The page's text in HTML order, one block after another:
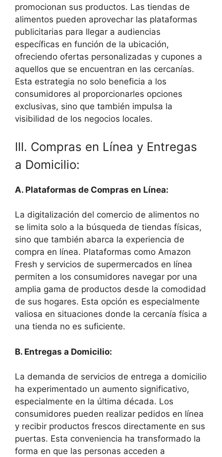
promocionan sus productos. Las tiendas de
alimentos pueden aprovechar las plataformas
publicitarias para llegar a audiencias
específicas en función de la ubicación,
ofreciendo ofertas personalizadas y cupones a
aquellos que se encuentran en las cercanías.
Esta estrategia no solo beneficia a los
consumidores al proporcionarles opciones
exclusivas, sino que también impulsa la
visibilidad de los negocios locales.
III. Compras en Línea y Entregas
a Domicilio:
A. Plataformas de Compras en Línea:
La digitalización del comercio de alimentos no
se limita solo a la búsqueda de tiendas físicas,
sino que también abarca la experiencia de
compra en línea. Plataformas como Amazon
Fresh y servicios de supermercados en línea
permiten a los consumidores navegar por una
amplia gama de productos desde la comodidad
de sus hogares. Esta opción es especialmente
valiosa en situaciones donde la cercanía física a
una tienda no es suficiente.
B. Entregas a Domicilio:
La demanda de servicios de entrega a domicilio
ha experimentado un aumento significativo,
especialmente en la última década. Los
consumidores pueden realizar pedidos en línea
y recibir productos frescos directamente en sus
puertas. Esta conveniencia ha transformado la
forma en que las personas acceden a